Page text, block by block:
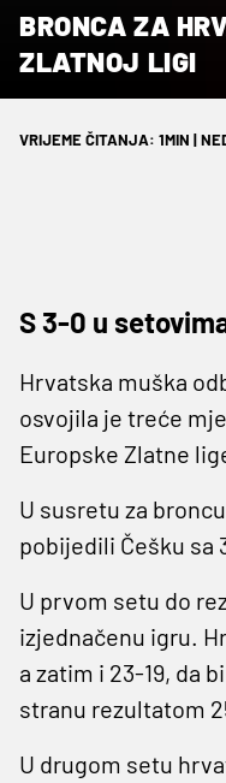
BRONCA ZA
ZLATNOJ LIGI
VRIJEME ČITANJA: 1MIN |
S 3-0 u
Hrvatska muška
osvojila je treće
Europske Zlatne
U susretu za
pobijedili Češku sa
U prvom setu do
izjednačenu igru.
a zatim i 23-19, da
stranu rezultatom
U drugom setu